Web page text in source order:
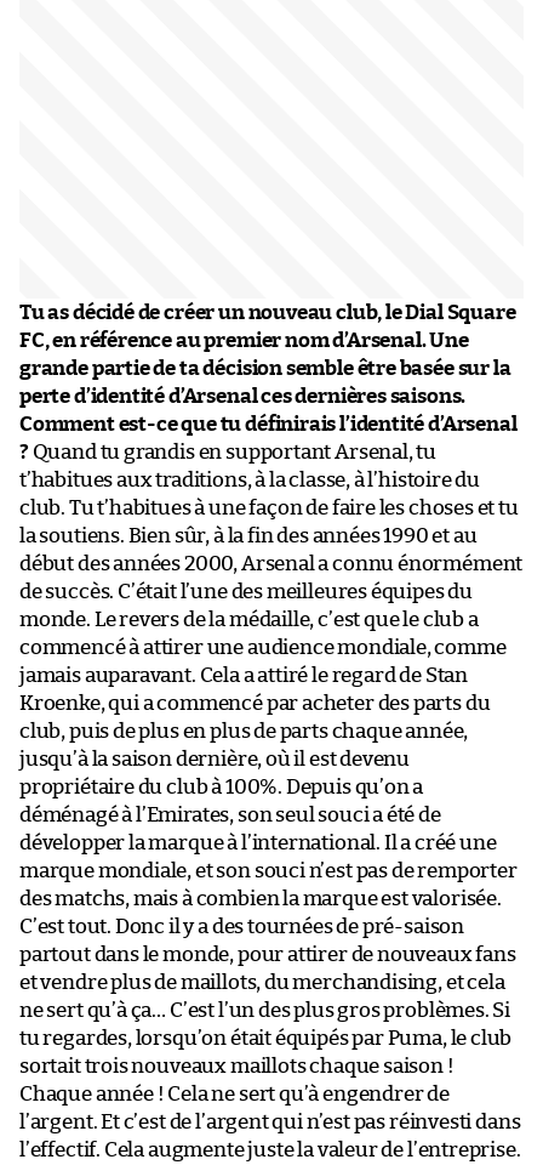
Tu as décidé de créer un nouveau club, le Dial Square
FC, en référence au premier nom d’Arsenal. Une
grande partie de ta décision semble être basée sur la
perte d’identité d’Arsenal ces dernières saisons.
Comment est-ce que tu définirais l’identité d’Arsenal
? Quand tu grandis en supportant Arsenal, tu
t’habitues aux traditions, à la classe, à l’histoire du
club. Tu t’habitues à une façon de faire les choses et tu
la soutiens. Bien sûr, à la fin des années 1990 et au
début des années 2000, Arsenal a connu énormément
de succès. C’était l’une des meilleures équipes du
monde. Le revers de la médaille, c’est que le club a
commencé à attirer une audience mondiale, comme
jamais auparavant. Cela a attiré le regard de Stan
Kroenke, qui a commencé par acheter des parts du
club, puis de plus en plus de parts chaque année,
jusqu’à la saison dernière, où il est devenu
propriétaire du club à 100%. Depuis qu’on a
déménagé à l’Emirates, son seul souci a été de
développer la marque à l’international. Il a créé une
marque mondiale, et son souci n’est pas de remporter
des matchs, mais à combien la marque est valorisée.
C’est tout. Donc il y a des tournées de pré-saison
partout dans le monde, pour attirer de nouveaux fans
et vendre plus de maillots, du merchandising, et cela
ne sert qu’à ça… C’est l’un des plus gros problèmes. Si
tu regardes, lorsqu’on était équipés par Puma, le club
sortait trois nouveaux maillots chaque saison !
Chaque année ! Cela ne sert qu’à engendrer de
l’argent. Et c’est de l’argent qui n’est pas réinvesti dans
l’effectif. Cela augmente juste la valeur de l’entreprise.